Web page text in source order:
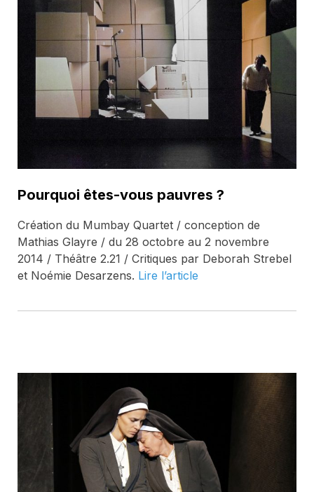
Pourquoi êtes-vous pauvres ?
Création du Mumbay Quartet / conception de
Mathias Glayre / du 28 octobre au 2 novembre
2014 / Théâtre 2.21 / Critiques par Deborah Strebel
et Noémie Desarzens. Lire l’article